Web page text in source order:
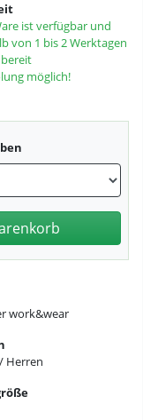
ist verfügbar und
von 1 bis 2 Werktagen
möglich!
work&wear
Herren